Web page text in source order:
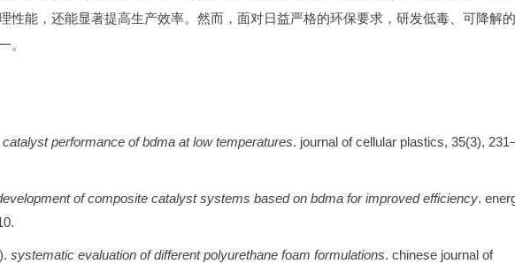
性能，还能显著提高生产效率。然而，面对日益严格的环保要求，研发低毒、可降解
。
catalyst performance of bdma at low temperatures. journal of cellular plastics, 35(3),
of composite catalyst systems based on bdma for improved efficiency.
systematic evaluation of different polyurethane foam formulations. chinese journal of